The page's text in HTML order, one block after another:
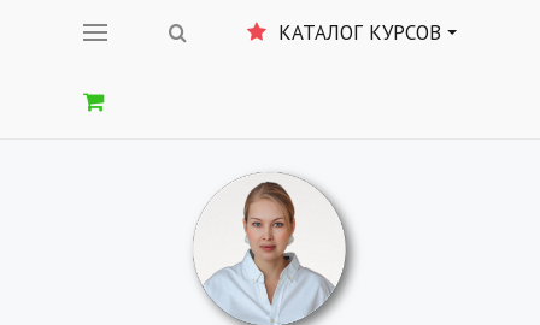
КАТАЛОГ КУРСОВ